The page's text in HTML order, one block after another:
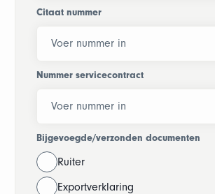
Citaat nummer
Nummer servicecontract
Bijgevoegde/verzonden documenten
Ruiter
Exportverklaring